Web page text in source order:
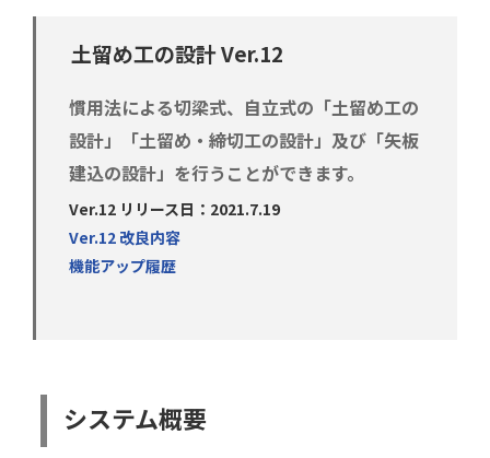
土留め工の設計 Ver.12
慣用法による切梁式、自立式の「土留め工の
設計」「土留め・締切工の設計」及び「矢板
建込の設計」を行うことができます。
Ver.12 リリース日：2021.7.19
Ver.12 改良内容
機能アップ履歴
システム概要